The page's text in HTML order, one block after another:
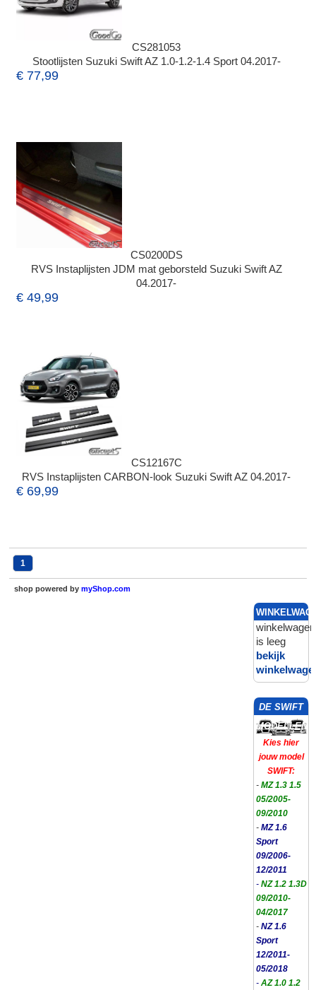
CS281053
Stootlijsten Suzuki Swift AZ 1.0-1.2-1.4 Sport 04.2017-
€ 77,99
CS0200DS
RVS Instaplijsten JDM mat geborsteld Suzuki Swift AZ
04.2017-
€ 49,99
CS12167C
RVS Instaplijsten CARBON-look Suzuki Swift AZ 04.2017-
€ 69,99
1
shop powered by myShop.com
winkelwagen
is leeg
bekijk
DE SWIFT
MODELLEN
Kies hier
jouw model
SWIFT:
- MZ 1.3 1.5
05/2005-
09/2010
- MZ 1.6
Sport
09/2006-
12/2011
- NZ 1.2 1.3D
09/2010-
04/2017
- NZ 1.6
Sport
12/2011-
05/2018
- AZ 1.0 1.2